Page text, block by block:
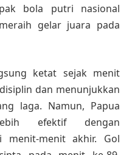
bola putri nasional
gelar juara pada
ketat sejak menit
dan menunjukkan
laga. Namun, Papua
efektif dengan
menit-menit akhir. Gol